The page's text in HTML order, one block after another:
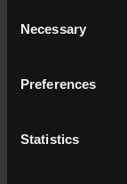
Selection
Necessary
Preferences
Statistics